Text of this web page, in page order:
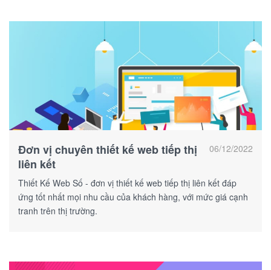
06/12/2022
Đơn vị chuyên thiết kế web tiếp thị
liên kết
Thiết Kế Web Số - đơn vị thiết kế web tiếp thị liên kết đáp
ứng tốt nhất mọi nhu cầu của khách hàng, với mức giá cạnh
tranh trên thị trường.